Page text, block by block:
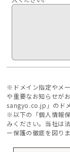
※ドメイン指定やメ
や重要なお知らせが
sangyo.co.jp」のド
※以下の「個人情報
みください。当社は
ー保護の徹底を図りま